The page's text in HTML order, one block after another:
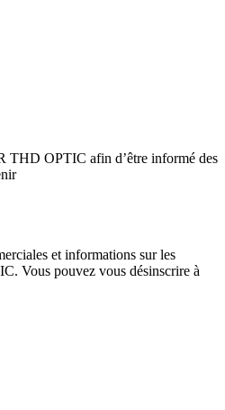
THD OPTIC afin d’être informé des
et informations sur les
Vous pouvez vous désinscrire à